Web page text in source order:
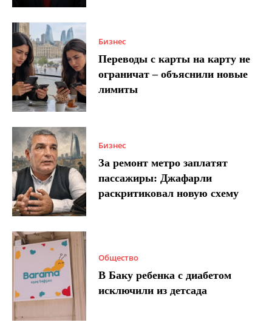
Бизнес
Переводы с карты на карту не
ограничат – объяснили новые
лимиты
Бизнес
За ремонт метро заплатят
пассажиры: Джафарли
раскритиковал новую схему
Общество
В Баку ребенка с диабетом
исключили из детсада